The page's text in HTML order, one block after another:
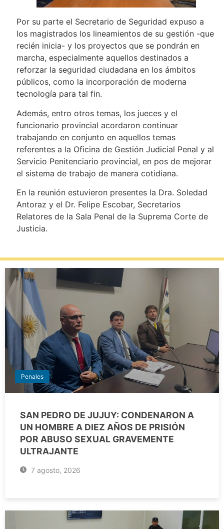
Por su parte el Secretario de Seguridad expuso a
los magistrados los lineamientos de su gestión -que
recién inicia- y los proyectos que se pondrán en
marcha, especialmente aquellos destinados a
reforzar la seguridad ciudadana en los ámbitos
públicos, como la incorporación de moderna
tecnología para tal fin.
Además, entro otros temas, los jueces y el
funcionario provincial acordaron continuar
trabajando en conjunto en aquellos temas
referentes a la Oficina de Gestión Judicial Penal y al
Servicio Penitenciario provincial, en pos de mejorar
el sistema de trabajo de manera cotidiana.
En la reunión estuvieron presentes la Dra. Soledad
Antoraz y el Dr. Felipe Escobar, Secretarios
Relatores de la Sala Penal de la Suprema Corte de
Justicia.
Penales
SAN PEDRO DE JUJUY: CONDENARON A
UN HOMBRE A DIEZ AÑOS DE PRISIÓN
POR ABUSO SEXUAL GRAVEMENTE
ULTRAJANTE
7 agosto, 2026